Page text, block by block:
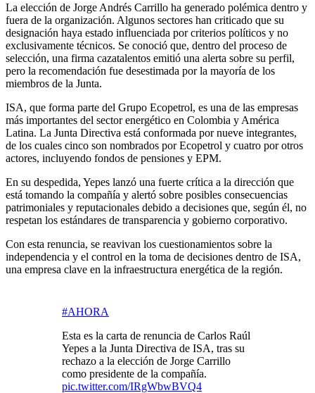
La elección de Jorge Andrés Carrillo ha generado polémica dentro y
fuera de la organización. Algunos sectores han criticado que su
designación haya estado influenciada por criterios políticos y no
exclusivamente técnicos. Se conoció que, dentro del proceso de
selección, una firma cazatalentos emitió una alerta sobre su perfil,
pero la recomendación fue desestimada por la mayoría de los
miembros de la Junta.
ISA, que forma parte del Grupo Ecopetrol, es una de las empresas
más importantes del sector energético en Colombia y América
Latina. La Junta Directiva está conformada por nueve integrantes,
de los cuales cinco son nombrados por Ecopetrol y cuatro por otros
actores, incluyendo fondos de pensiones y EPM.
En su despedida, Yepes lanzó una fuerte crítica a la dirección que
está tomando la compañía y alertó sobre posibles consecuencias
patrimoniales y reputacionales debido a decisiones que, según él, no
respetan los estándares de transparencia y gobierno corporativo.
Con esta renuncia, se reavivan los cuestionamientos sobre la
independencia y el control en la toma de decisiones dentro de ISA,
una empresa clave en la infraestructura energética de la región.
#AHORA
Esta es la carta de renuncia de Carlos Raúl
Yepes a la Junta Directiva de ISA, tras su
rechazo a la elección de Jorge Carrillo
como presidente de la compañía.
pic.twitter.com/IRgWbwBVQ4